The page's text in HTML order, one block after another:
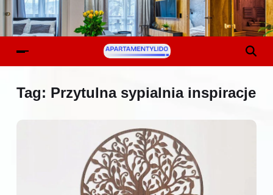
Tag: Przytulna sypialnia inspiracje